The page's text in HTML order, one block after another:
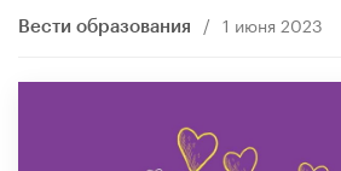
Вести образования / 1 июня 2023